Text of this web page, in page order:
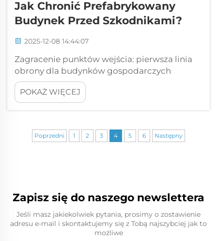
Jak Chronić Prefabrykowany
Budynek Przed Szkodnikami?
2025-12-08 14:44:07
Zagracenie punktów wejścia: pierwsza linia
obrony dla budynków gospodarczych
prefabrykowanych. Identyfikacja narażonych
na wysokie ryzyko szczelin w połączeniach,
złączach i miejscach przejść instalacyjnych w
prefabrykowanych. Malutkie rysy i otwory
mogą umożliwić szkodnikom przedostanie
POKAŻ WIĘCEJ
Poprzedni 1 2 3 4 5 6 Następny
Zapisz się do naszego newslettera
Jeśli masz jakiekolwiek pytania, prosimy o zostawienie
adresu e-mail i skontaktujemy się z Tobą najszybciej jak to
możliwe